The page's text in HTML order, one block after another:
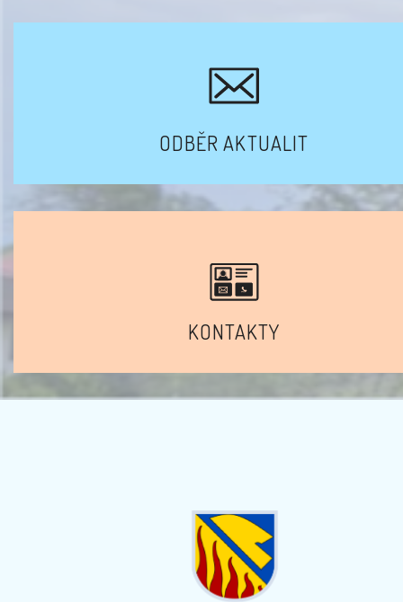
ODBĚR AKTUALIT
KONTAKTY